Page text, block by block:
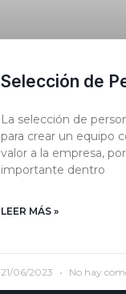
Selección de
La selección de
para crear un equipo
valor a la empresa,
importante dentro
LEER MÁS »
21/06/2023 No hay